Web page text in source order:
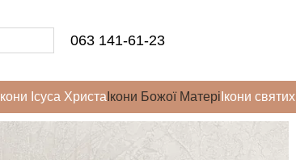
063 141-61-23
Ікони Ісуса Христа Ікони Божої Матері Ікони святих